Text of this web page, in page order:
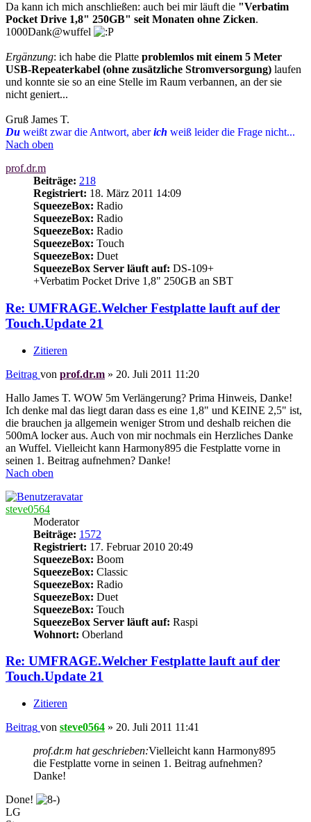
Da kann ich mich anschließen: auch bei mir läuft die "Verbatim
Pocket Drive 1,8" 250GB" seit Monaten ohne Zicken.
1000Dank@wuffel
Ergänzung: ich habe die Platte problemlos mit einem 5 Meter
USB-Repeaterkabel (ohne zusätzliche Stromversorgung) laufen
und konnte sie so an eine Stelle im Raum verbannen, an der sie
nicht geniert...
Gruß James T.
Du weißt zwar die Antwort, aberich weiß leider die Frage nicht...
Nach oben
prof.dr.m
Beiträge: 218
Registriert: 18. März 2011 14:09
SqueezeBox: Radio
SqueezeBox: Radio
SqueezeBox: Radio
SqueezeBox: Touch
SqueezeBox: Duet
SqueezeBox Server läuft auf: DS-109+
+Verbatim Pocket Drive 1,8" 250GB an SBT
Re: UMFRAGE.Welcher Festplatte lauft auf der
Touch.Update 21
Zitieren
Beitrag von prof.dr.m » 20. Juli 2011 11:20
Hallo James T. WOW 5m Verlängerung? Prima Hinweis, Danke!
Ich denke mal das liegt daran dass es eine 1,8" und KEINE 2,5" ist,
die brauchen ja allgemein weniger Strom und deshalb reichen die
500mA locker aus. Auch von mir nochmals ein Herzliches Danke
an Wuffel. Vielleicht kann Harmony895 die Festplatte vorne in
seinen 1. Beitrag aufnehmen? Danke!
Nach oben
steve0564
Moderator
Beiträge: 1572
Registriert: 17. Februar 2010 20:49
SqueezeBox: Boom
SqueezeBox: Classic
SqueezeBox: Radio
SqueezeBox: Duet
SqueezeBox: Touch
SqueezeBox Server läuft auf: Raspi
Wohnort: Oberland
Re: UMFRAGE.Welcher Festplatte lauft auf der
Touch.Update 21
Zitieren
Beitrag von steve0564 » 20. Juli 2011 11:41
prof.dr.m hat geschrieben:Vielleicht kann Harmony895
die Festplatte vorne in seinen 1. Beitrag aufnehmen?
Danke!
Done!
LG